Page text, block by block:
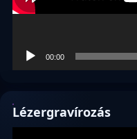
00:00
Lézergravírozás